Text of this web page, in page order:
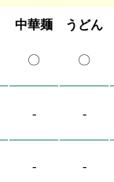
中華麺 うどん
〇 〇
- -
- -